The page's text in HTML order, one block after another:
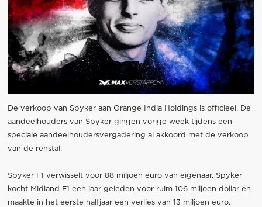
De verkoop van Spyker aan Orange India Holdings is officieel. De
aandeelhouders van Spyker gingen vorige week tijdens een
speciale aandeelhoudersvergadering al akkoord met de verkoop
van de renstal.
Spyker F1 verwisselt voor 88 miljoen euro van eigenaar. Spyker
kocht Midland F1 een jaar geleden voor ruim 106 miljoen dollar en
maakte in het eerste halfjaar een verlies van 13 miljoen euro.